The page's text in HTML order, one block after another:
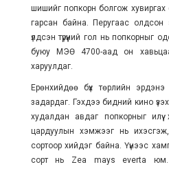
шишийг попкорн болгож хувиргах
гарсан байна. Перугаас
үлдсэн түрүүний гол нь
буюу МЭӨ 4700-аад он
харуулдаг.
Ерөнхийдөө бүх төрлийн
задардаг. Гэхдээ бидний кино
худалдан авдаг попкорныг илүү
цардуулын хэмжээг нь
сортоор хийдэг байна. Үүнээс
сорт нь Zea mays everta юм.